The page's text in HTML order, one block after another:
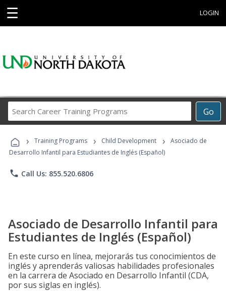
☰ LOGIN
Go
Career
Programs
› Training Programs › Child Development ›
Asociado de
Desarrollo Infantil para Estudiantes de Inglés (Español)
phone Call Us: 855.520.6806
Asociado de Desarrollo Infantil para
Estudiantes de Inglés (Español)
En este curso en línea, mejorarás tus conocimientos de
inglés y aprenderás valiosas habilidades profesionales
en la carrera de Asociado en Desarrollo Infantil (CDA,
por sus siglas en inglés).